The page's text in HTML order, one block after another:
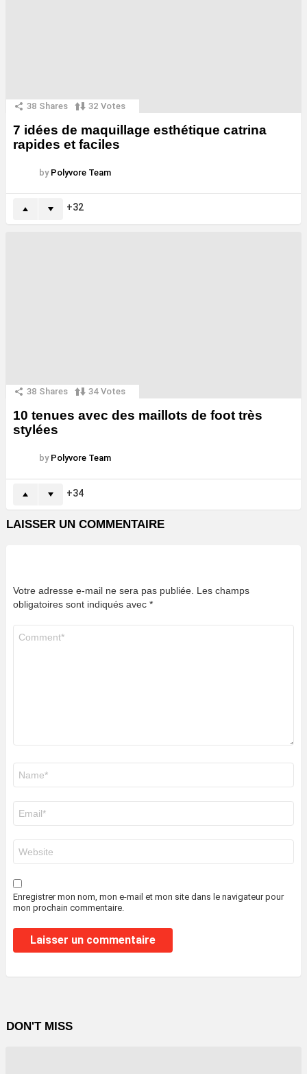
38 Shares 32 Votes
7 idées de maquillage esthétique catrina
rapides et faciles
by Polyvore Team
32
38 Shares 34 Votes
10 tenues avec des maillots de foot très
stylées
by Polyvore Team
34
LAISSER UN COMMENTAIRE
Votre adresse e-mail ne sera pas publiée. Les champs
obligatoires sont indiqués avec *
mail
*
web
Enregistrer mon nom, mon e-mail et mon site dans le navigateur pour
mon prochain commentaire.
DON'T MISS